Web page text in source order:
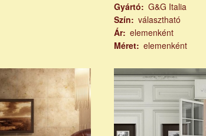
Gyártó
G&G Italia
Szín
választható
Ár elemenként
Méret
elemenként